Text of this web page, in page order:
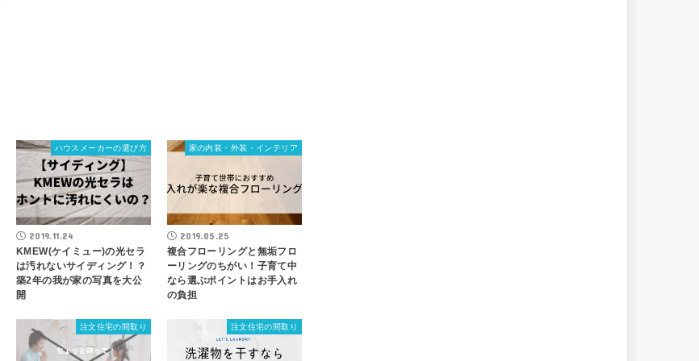
ハウスメーカーの選び方
2019.11.24
KMEW(ケイミュー)の光セラ
は汚れないサイディング！？
築2年の我が家の写真を大公
開
家の内装・外装・インテリア
2019.05.25
複合フローリングと無垢フロ
ーリングのちがい！子育て中
なら選ぶポイントはお手入れ
の負担
注文住宅の間取り 注文住宅の間取り